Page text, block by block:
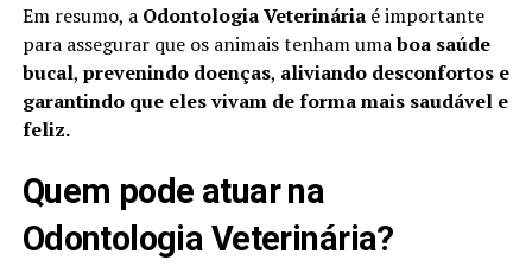
Em resumo, a Odontologia Veterináriaé importante
para assegurar que os animais tenham umaboa saúde
bucal, prevenindo doenças, aliviando desconfortos e
garantindo que eles vivam de forma mais saudável e
feliz.
Quem pode atuar na
Odontologia Veterinária?